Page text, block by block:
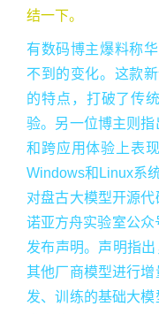
结一下。
有数码博主爆料称
不到的变化。这款
的特点，打破了传
验。另一位博主则
和跨应用体验上表
Windows和Linux系
对盘古大模型开源
诺亚方舟实验室公众
发布声明。声明指
其他厂商模型进行
发、训练的基础大